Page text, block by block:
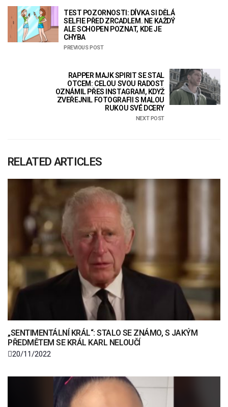
TEST POZORNOSTI: DÍVKA SI DĚLÁ
SELFIE PŘED ZRCADLEM. NE KAŽDÝ
ALE SCHOPEN POZNAT, KDE JE
CHYBA
PREVIOUS POST
RAPPER MAJK SPIRIT SE STAL
OTCEM: CELOU SVOU RADOST
OZNÁMIL PŘES INSTAGRAM, KDYŽ
ZVEŘEJNIL FOTOGRAFII S MALOU
RUKOU SVÉ DCERY
NEXT POST
RELATED ARTICLES
„SENTIMENTÁLNÍ KRÁL“: STALO SE ZNÁMO, S JAKÝM
PŘEDMĚTEM SE KRÁL KARL NELOUČÍ
20/11/2022